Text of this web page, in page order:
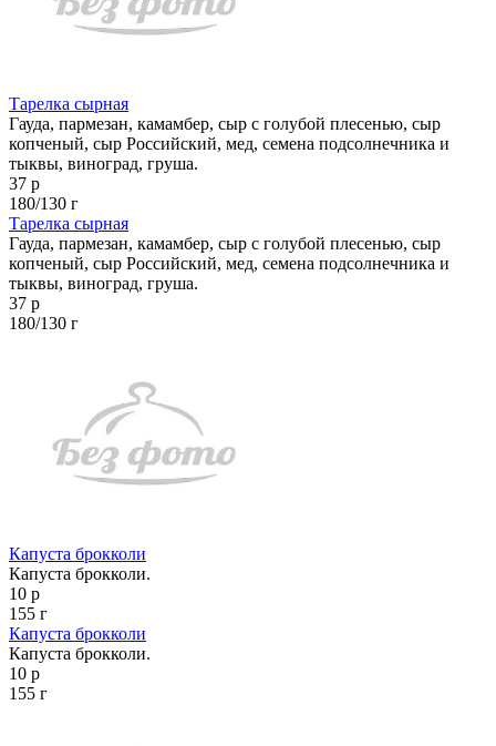
Тарелка сырная
Гауда, пармезан, камамбер, сыр с голубой плесенью, сыр
копченый, сыр Российский, мед, семена подсолнечника и
тыквы, виноград, груша.
37 р
180/130 г
Тарелка сырная
Гауда, пармезан, камамбер, сыр с голубой плесенью, сыр
копченый, сыр Российский, мед, семена подсолнечника и
тыквы, виноград, груша.
37 р
180/130 г
Капуста брокколи
Капуста брокколи.
10 р
155 г
Капуста брокколи
Капуста брокколи.
10 р
155 г